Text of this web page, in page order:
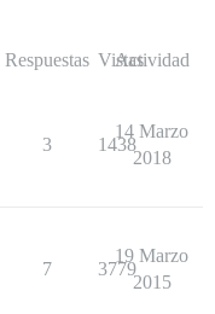
Respuestas Vistas
Actividad
3 1438
14 Marzo
2018
7 3779
19 Marzo
2015